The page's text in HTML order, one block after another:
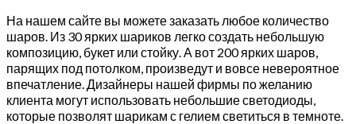
На нашем сайте вы можете заказать любое количество
шаров. Из 30 ярких шариков легко создать небольшую
композицию, букет или стойку. А вот 200 ярких шаров,
парящих под потолком, произведут и вовсе невероятное
впечатление. Дизайнеры нашей фирмы по желанию
клиента могут использовать небольшие светодиоды,
которые позволят шарикам с гелием светиться в темноте.